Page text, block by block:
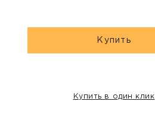
Купить
Купить в один клик